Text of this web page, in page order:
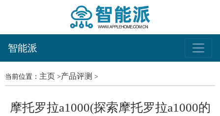
智能派
当前位置： 主页 >产品评测 >
摩托罗拉a1000(探索摩托罗拉a1000的